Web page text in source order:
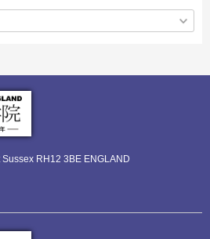
Sussex RH12 3BE ENGLAND